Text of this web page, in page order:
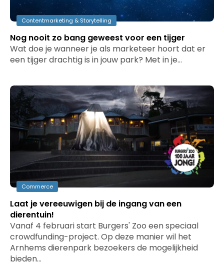
Contentmarketing & Storytelling
Nog nooit zo bang geweest voor een tijger
Wat doe je wanneer je als marketeer hoort dat er
een tijger drachtig is in jouw park? Met in je…
Commerce
Laat je vereeuwigen bij de ingang van een
dierentuin!
Vanaf 4 februari start Burgers' Zoo een speciaal
crowdfunding-project. Op deze manier wil het
Arnhems dierenpark bezoekers de mogelijkheid
bieden…